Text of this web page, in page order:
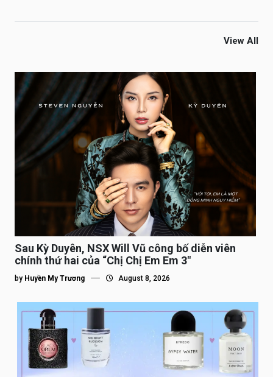
View All
Sau Kỳ Duyên, NSX Will Vũ công bố diễn viên
chính thứ hai của “Chị Chị Em Em 3″
by Huyền My Trương August 8, 2026